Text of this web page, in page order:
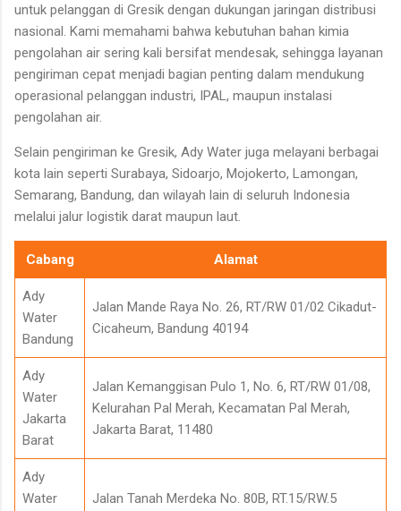
untuk pelanggan di Gresik dengan dukungan jaringan distribusi
nasional. Kami memahami bahwa kebutuhan bahan kimia
pengolahan air sering kali bersifat mendesak, sehingga layanan
pengiriman cepat menjadi bagian penting dalam mendukung
operasional pelanggan industri, IPAL, maupun instalasi
pengolahan air.
Selain pengiriman ke Gresik, Ady Water juga melayani berbagai
kota lain seperti Surabaya, Sidoarjo, Mojokerto, Lamongan,
Semarang, Bandung, dan wilayah lain di seluruh Indonesia
melalui jalur logistik darat maupun laut.
Cabang Alamat
Ady
Water
Bandung
Jalan Mande Raya No. 26, RT/RW 01/02 Cikadut-
Cicaheum, Bandung 40194
Ady
Water
Jakarta
Barat
Jalan Kemanggisan Pulo 1, No. 6, RT/RW 01/08,
Kelurahan Pal Merah, Kecamatan Pal Merah,
Jakarta Barat, 11480
Ady
Water
Jalan Tanah Merdeka No. 80B, RT.15/RW.5